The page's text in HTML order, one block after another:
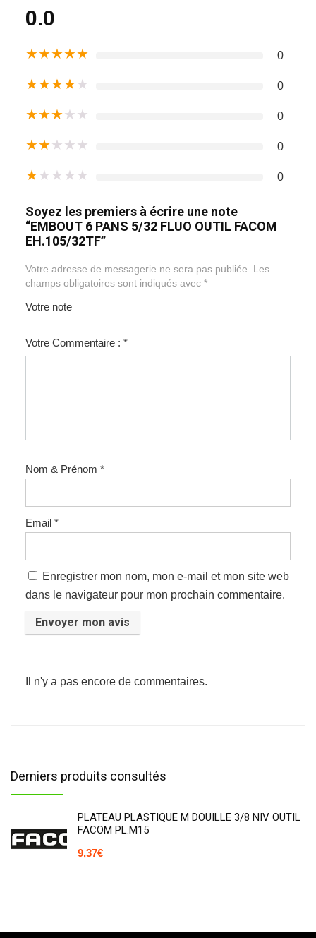
0.0
★★★★★ 0
★★★★★ 0
★★★★★ 0
★★★★★ 0
★★★★★ 0
Soyez les premiers à écrire une note
“EMBOUT 6 PANS 5/32 FLUO OUTIL FACOM
EH.105/32TF”
Votre adresse de messagerie ne sera pas publiée.
Les
champs obligatoires sont indiqués avec *
Votre note
Votre Commentaire : *
Nom & Prénom *
Email *
Enregistrer mon nom, mon e-mail et mon site web
dans le navigateur pour mon prochain commentaire.
Il n'y a pas encore de commentaires.
Derniers produits consultés
PLATEAU PLASTIQUE M DOUILLE 3/8 NIV OUTIL
FACOM PL.M15
9,37€